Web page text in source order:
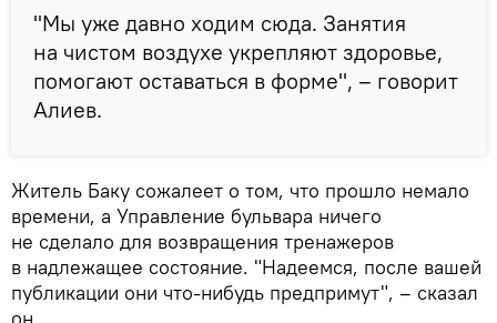
"Мы уже давно ходим сюда. Занятия
на чистом воздухе укрепляют здоровье,
помогают оставаться в форме", – говорит
Алиев.
Житель Баку сожалеет о том, что прошло немало
времени, а Управление бульвара ничего
не сделало для возвращения тренажеров
в надлежащее состояние. "Надеемся, после вашей
публикации они что-нибудь предпримут", – сказал
он.